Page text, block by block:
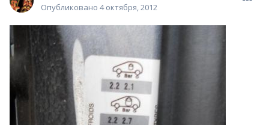
Опубликовано 4 октября, 2012